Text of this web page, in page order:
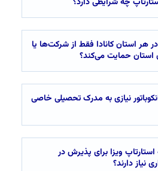
در هر استان کانادا فقط از شرکت‌ها یا
استان حمایت می‌کند؟
نیازی به مدرک تحصیلی خاصی
استارتاپ ویزا برای پذیرش در
نیاز دارند؟